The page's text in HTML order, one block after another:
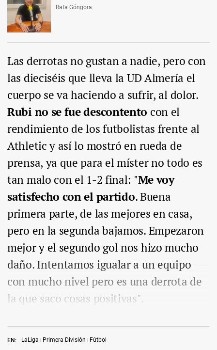
EN: LaLiga Primera División Fútbol
Rafa Góngora
Las derrotas no gustan a nadie, pero con
las dieciséis que lleva la UD Almería el
cuerpo se va haciendo a sufrir, al dolor.
Rubi no se fue descontento con el
rendimiento de los futbolistas frente al
Athletic y así lo mostró en rueda de
prensa, ya que para el míster no todo es
tan malo con el 1-2 final: "Me voy
satisfecho con el partido. Buena
primera parte, de las mejores en casa,
pero en la segunda bajamos. Empezaron
mejor y el segundo gol nos hizo mucho
daño. Intentamos igualar a un equipo
con mucho nivel pero es una derrota de
la que saco cosas positivas".